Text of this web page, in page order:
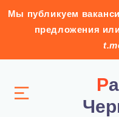
Мы публикуем
предложения
Работа в